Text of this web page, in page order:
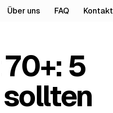
Über uns FAQ Kontakt
5
sollten